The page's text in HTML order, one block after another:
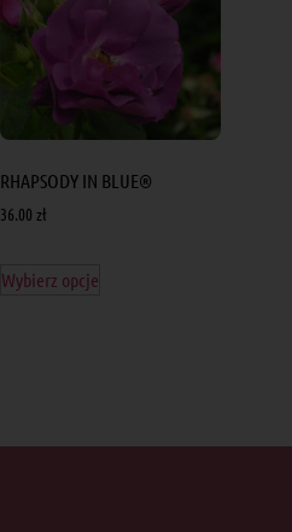
RHAPSODY IN BLUE®
36.00 zł
Wybierz opcje